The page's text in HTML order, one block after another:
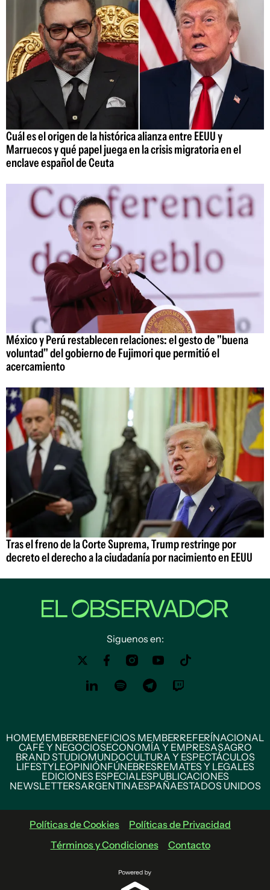
Cuál es el origen de la histórica alianza entre EEUU y
Marruecos y qué papel juega en la crisis migratoria en el
enclave español de Ceuta
México y Perú restablecen relaciones: el gesto de "buena
voluntad" del gobierno de Fujimori que permitió el
acercamiento
Tras el freno de la Corte Suprema, Trump restringe por
decreto el derecho a la ciudadanía por nacimiento en EEUU
Siguenos en:
HOMEMEMBERBENEFICIOS MEMBERREFERÍNACIONAL
CAFÉ Y NEGOCIOSECONOMÍA Y EMPRESASAGRO
BRAND STUDIOMUNDOCULTURA Y ESPECTÁCULOS
LIFESTYLEOPINIÓNFÚNEBRESREMATES Y LEGALES
EDICIONES ESPECIALESPUBLICACIONES
NEWSLETTERSARGENTINAESPAÑAESTADOS UNIDOS
Políticas de Cookies
Políticas de Privacidad
Términos y Condiciones
Contacto